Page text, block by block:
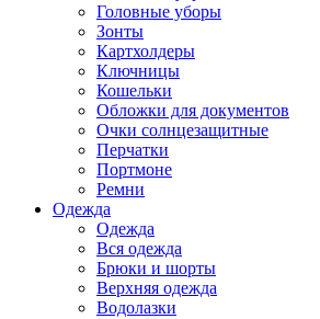
Головные уборы
Зонты
Картхолдеры
Ключницы
Кошельки
Обложки для документов
Очки солнцезащитные
Перчатки
Портмоне
Ремни
Одежда
Одежда
Вся одежда
Брюки и шорты
Верхняя одежда
Водолазки